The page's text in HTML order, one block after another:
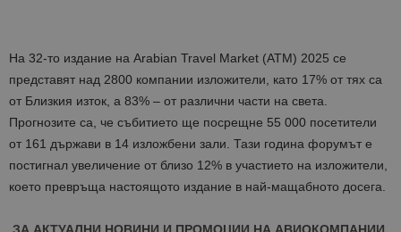
На 32-то издание на Arabian Travel Market (ATM) 2025 се
представят над 2800 компании изложители, като 17% от тях са
от Близкия изток, а 83% – от различни части на света.
Прогнозите са, че събитието ще посрещне 55 000 посетители
от 161 държави в 14 изложбени зали. Тази година форумът е
постигнал увеличение от близо 12% в участието на изложители,
което превръща настоящото издание в най-мащабното досега.